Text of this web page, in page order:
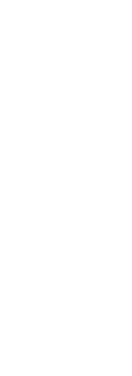
す。
りません。
す。
ず変更すること
貨物等」とい